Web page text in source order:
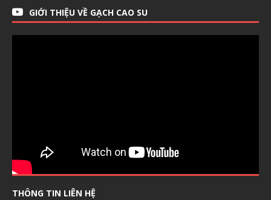
GIỚI THIỆU VỀ GẠCH CAO SU
THÔNG TIN LIÊN HỆ